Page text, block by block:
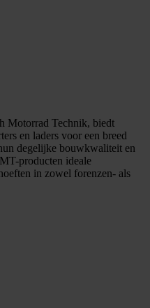
Motorrad Technik, biedt
en laders voor een breed
degelijke bouwkwaliteit en
producten ideale
in zowel forenzen- als